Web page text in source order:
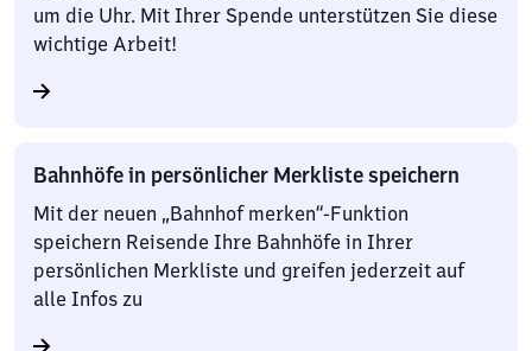
um die Uhr. Mit Ihrer Spende unterstützen Sie diese
wichtige Arbeit!
Bahnhöfe in persönlicher Merkliste speichern
Mit der neuen „Bahnhof merken“-Funktion
speichern Reisende Ihre Bahnhöfe in Ihrer
persönlichen Merkliste und greifen jederzeit auf
alle Infos zu